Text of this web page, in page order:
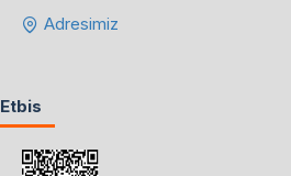
Adresimiz
Etbis